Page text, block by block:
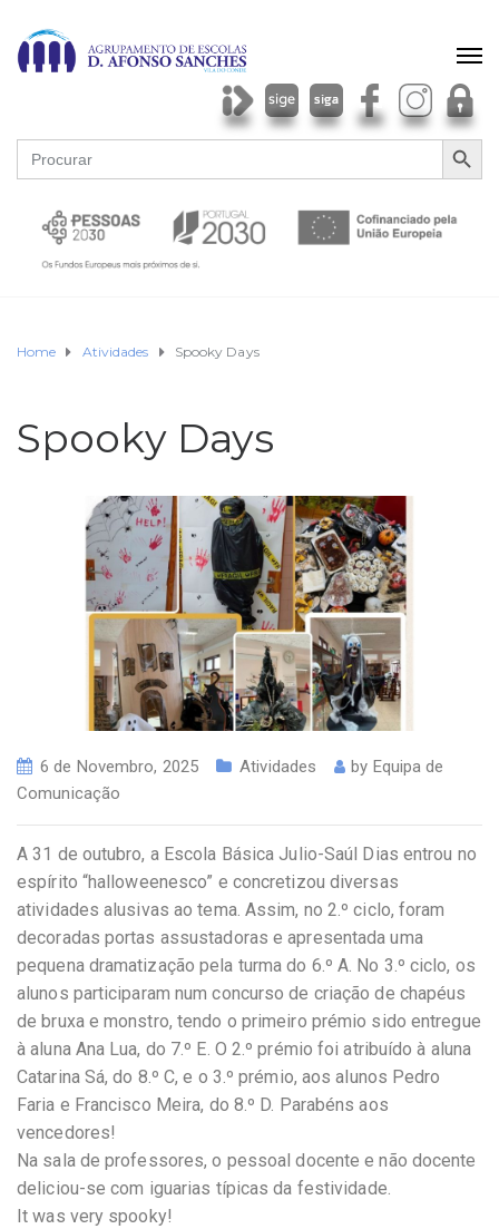
Search
for:
SEARCH
Home Atividades Spooky Days
Spooky Days
6 de Novembro, 2025 Atividades by Equipa de
Comunicação
A 31 de outubro, a Escola Básica Julio-Saúl Dias entrou no
espírito “halloweenesco” e concretizou diversas
atividades alusivas ao tema. Assim, no 2.º ciclo, foram
decoradas portas assustadoras e apresentada uma
pequena dramatização pela turma do 6.º A. No 3.º ciclo, os
alunos participaram num concurso de criação de chapéus
de bruxa e monstro, tendo o primeiro prémio sido entregue
à aluna Ana Lua, do 7.º E. O 2.º prémio foi atribuído à aluna
Catarina Sá, do 8.º C, e o 3.º prémio, aos alunos Pedro
Faria e Francisco Meira, do 8.º D. Parabéns aos
vencedores!
Na sala de professores, o pessoal docente e não docente
deliciou-se com iguarias típicas da festividade.
It was very spooky!